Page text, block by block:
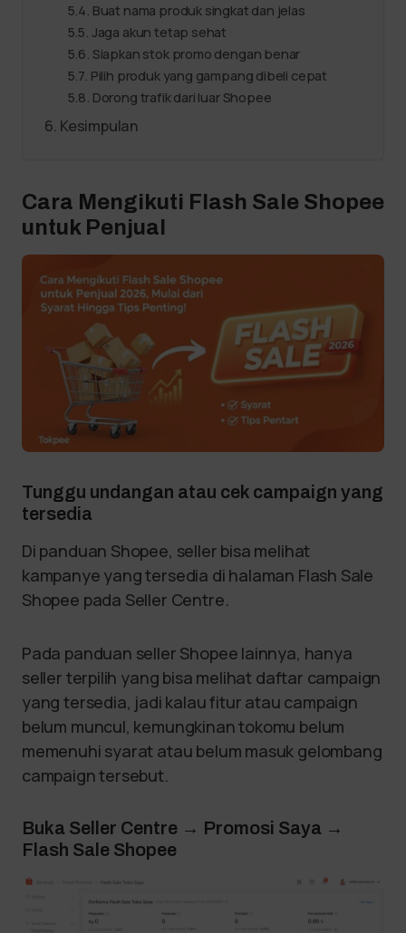
Buat nama produk singkat dan jelas
Jaga akun tetap sehat
Siapkan stok promo dengan benar
Pilih produk yang gampang dibeli cepat
Dorong trafik dari luar Shopee
Kesimpulan
Cara Mengikuti Flash Sale Shopee
untuk Penjual
Tunggu undangan atau cek campaign yang
tersedia
Di panduan Shopee, seller bisa melihat
kampanye yang tersedia di halaman Flash Sale
Shopee pada Seller Centre.
Pada panduan seller Shopee lainnya, hanya
seller terpilih yang bisa melihat daftar campaign
yang tersedia, jadi kalau fitur atau campaign
belum muncul, kemungkinan tokomu belum
memenuhi syarat atau belum masuk gelombang
campaign tersebut.
Buka Seller Centre → Promosi Saya →
Flash Sale Shopee